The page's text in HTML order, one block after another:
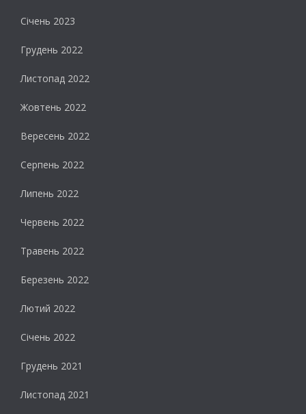
Січень 2023
Грудень 2022
Листопад 2022
Жовтень 2022
Вересень 2022
Серпень 2022
Липень 2022
Червень 2022
Травень 2022
Березень 2022
Лютий 2022
Січень 2022
Грудень 2021
Листопад 2021